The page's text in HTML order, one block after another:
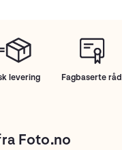
levering Fagbaserte råd
Foto.no